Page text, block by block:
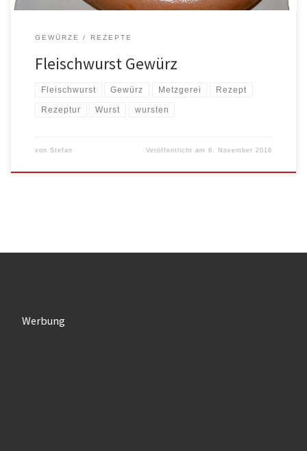
GEWÜRZE REZEPTE
Fleischwurst Gewürz
Fleischwurst Gewürz Metzgerei Rezept
Rezeptur Wurst wursten
von Stefan Veröffentlicht am6. November 2016
Werbung